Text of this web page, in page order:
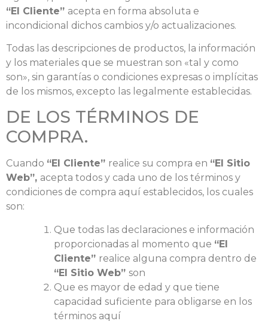
“El Cliente” acepta en forma absoluta e
incondicional dichos cambios y/o actualizaciones.
Todas las descripciones de productos, la información
y los materiales que se muestran son «tal y como
son», sin garantías o condiciones expresas o implícitas
de los mismos, excepto las legalmente establecidas.
DE LOS TÉRMINOS DE
COMPRA.
Cuando “El Cliente” realice su compra en “El Sitio
Web”, acepta todos y cada uno de los términos y
condiciones de compra aquí establecidos, los cuales
son:
Que todas las declaraciones e información
proporcionadas al momento que “El
Cliente” realice alguna compra dentro de
“El Sitio Web” son
Que es mayor de edad y que tiene
capacidad suficiente para obligarse en los
términos aquí